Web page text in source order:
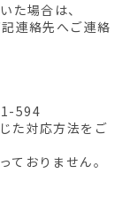
た場合は、
連絡先へご連絡
594
た対応方法をご
ておりません。